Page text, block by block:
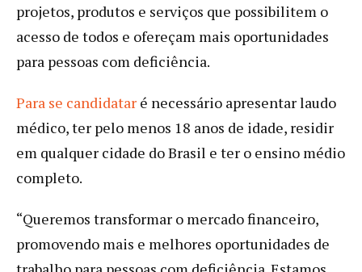
projetos, produtos e serviços que possibilitem o
acesso de todos e ofereçam mais oportunidades
para pessoas com deficiência.
Para se candidatar é necessário apresentar laudo
médico, ter pelo menos 18 anos de idade, residir
em qualquer cidade do Brasil e ter o ensino médio
completo.
“Queremos transformar o mercado financeiro,
promovendo mais e melhores oportunidades de